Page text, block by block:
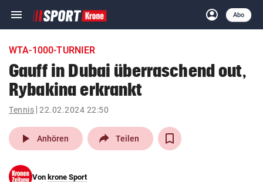
menu Navigation
ein-/ausklappen
account_circle
Anmelden
Abo
close Schließen
account_circle Anmelden
pin_drop
Wien arrow_right
WTA-1000-TURNIER
Gauff in Dubai überraschend out,
Rybakina erkrankt
Tennis 22.02.2024 22:50
play_arrow Anhören Teilen
Von krone Sport